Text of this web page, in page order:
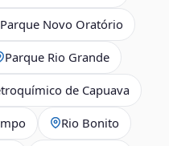
Parque Novo Oratório
Parque Rio Grande
de Capuava
Rio Bonito